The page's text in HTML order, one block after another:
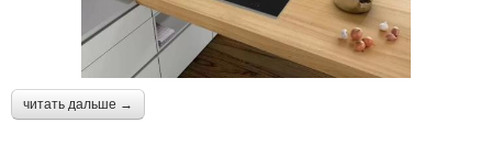
читать дальше →